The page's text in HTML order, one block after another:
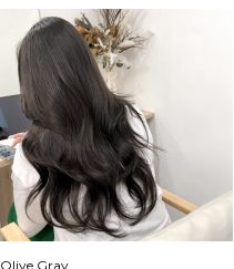
Olive Gray